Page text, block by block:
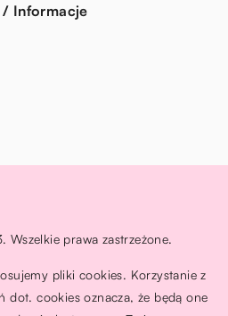
Informacje
prawa zastrzeżone.
pliki cookies. Korzystanie z
dot. cookies oznacza, że będą one